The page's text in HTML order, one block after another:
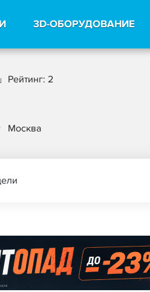
3D-ОБОРУДОВАНИЕ
Рейтинг: 2
Москва